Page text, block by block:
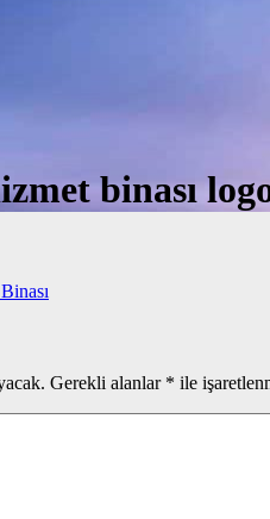
binası
Gerekli alanlar * ile